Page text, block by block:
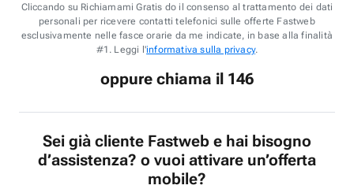
Cliccando su Richiamami Gratis do il consenso al trattamento dei dati
personali per ricevere contatti telefonici sulle offerte Fastweb
esclusivamente nelle fasce orarie da me indicate, in base alla finalità
#1. Leggi l'informativa sulla privacy.
oppure chiama il 146
Sei già cliente Fastweb e hai bisogno
d’assistenza? o vuoi attivare un’offerta
mobile?